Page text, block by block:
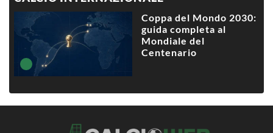
Coppa del Mondo 2030:
guida completa al
Mondiale del
Centenario